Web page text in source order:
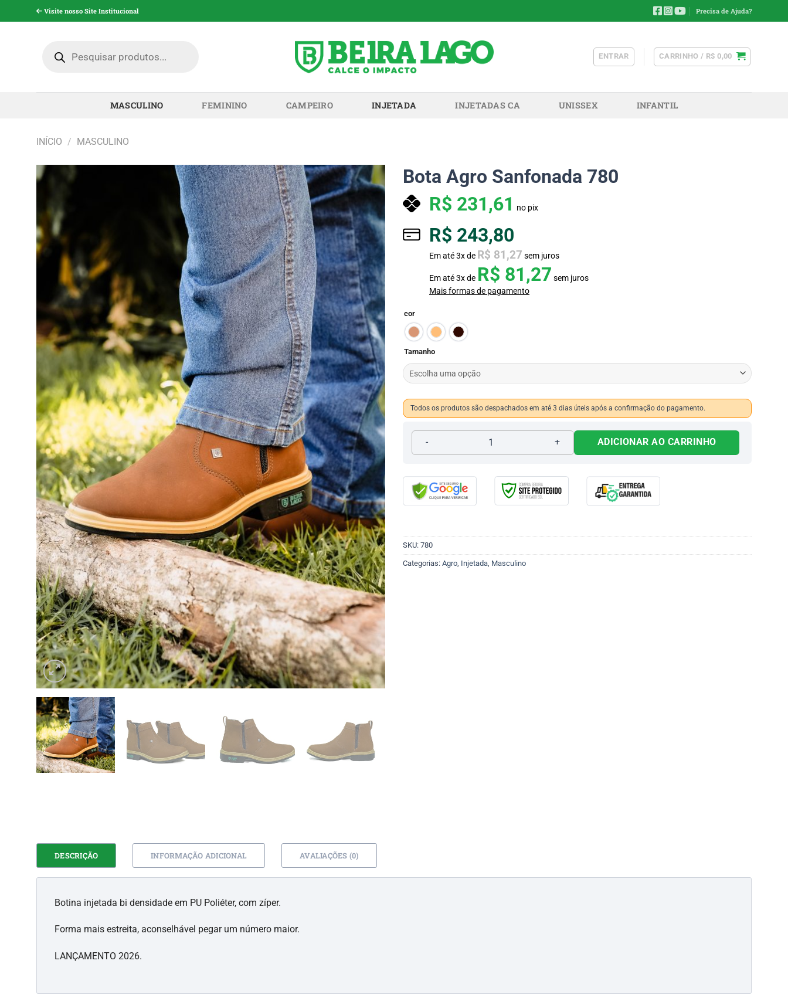
para
Visite nosso Site Institucional Precisa de Ajuda?
produtos
ENTRAR CARRINHO / R$ 0,00
MASCULINO FEMININO CAMPEIRO INJETADA INJETADAS CA UNISSEX INFANTIL
INÍCIO / MASCULINO
Bota Agro Sanfonada 780
R$ 231,61 no pix
R$ 243,80
Em até3x de R$ 81,27 sem juros
Em até3x de R$ 81,27 sem juros
Mais formas de pagamento
cor
Tamanho
Todos os produtos são despachados em até 3 dias úteis após a confirmação do pagamento.
Bota Agro Sanfonada 780 quantidade
ADICIONAR AO CARRINHO
SKU: 780
Categorias: Agro Injetada Masculino
DESCRIÇÃO INFORMAÇÃO ADICIONAL AVALIAÇÕES (0)
Botina injetada bi densidade em PU Poliéter, com zíper.
Forma mais estreita, aconselhável pegar um número maior.
LANÇAMENTO 2026.